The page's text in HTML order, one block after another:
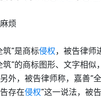
烦
”是商标侵权，被告律师
”的商标图形、文字相似
外，被告律师称，嘉善“
存在侵权”这一说法，被